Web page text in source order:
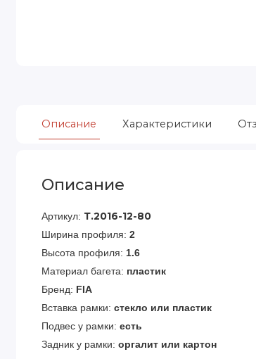
Описание Характеристики
Описание
Артикул: Т.2016-12-80
Ширина профиля:2
Высота профиля: 1.6
Материал багета: пластик
Бренд: FIA
Вставка рамки:стекло или пластик
Подвес у рамки:есть
Задник у рамки:оргалит или картон